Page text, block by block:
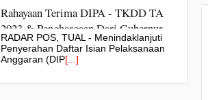
Rahayaan Terima DIPA - TKDD TA
2023 & Penghargaan Dari Gubernur
Maluku
RADAR POS, TUAL - Menindaklanjuti
Penyerahan Daftar Isian Pelaksanaan
Anggaran (DIP[...]